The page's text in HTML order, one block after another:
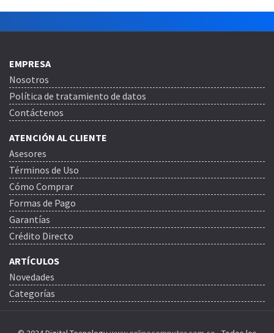
EMPRESA
Nosotros
Política de tratamiento de datos
Contáctenos
ATENCIÓN AL CLIENTE
Asesores
Términos de Uso
Cómo Comprar
Formas de Pago
Garantías
Crédito Directo
ARTÍCULOS
Novedades
Categorías